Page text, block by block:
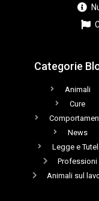
Categorie
Animali
Cure
News
Legge e
Professioni
Animali sul